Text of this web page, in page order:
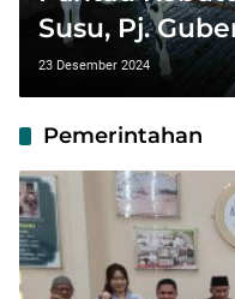
Susu, Pj.
Peternakan
Banyuwangi
23 Desember 2024
Pemerintahan